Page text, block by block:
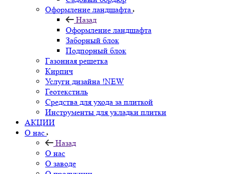
Оформление ландшафта
Назад
Оформление ландшафта
Заборный блок
Подпорный блок
Газонная решетка
Кирпич
Услуги дизайна !NEW
Геотекстиль
Средства для ухода за плиткой
Инструменты для укладки плитки
АКЦИИ
О нас
Назад
О нас
О заводе